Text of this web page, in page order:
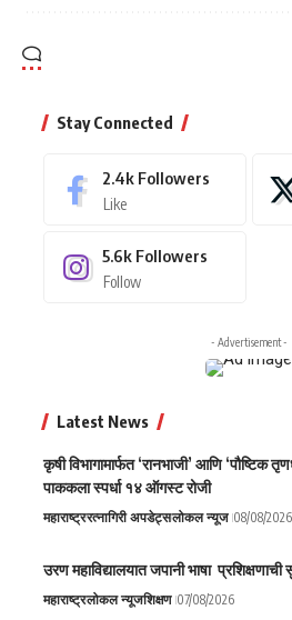
Stay Connected
2.4k Followers
Like
5.6k Followers
Follow
- Advertisement -
Latest News
कृषी विभागामार्फत ‘रानभाजी’ आणि ‘पौष्टिक
पाककला स्पर्धा १४ ऑगस्ट रोजी
महाराष्ट्ररत्नागिरी अपडेट्सलोकल न्यूज 08/08/2026
उरण महाविद्यालयात जपानी भाषा प्रशिक्षणाची
महाराष्ट्रलोकल न्यूजशिक्षण 07/08/2026